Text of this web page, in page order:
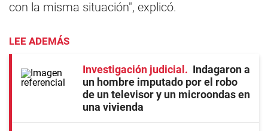
con la misma situación", explicó.
LEE ADEMÁS
Investigación judicial
Indagaron a
un hombre imputado por el robo
de un televisor y un microondas en
una vivienda